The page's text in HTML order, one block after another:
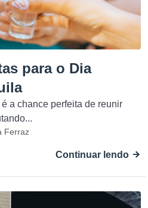
para o Dia
a chance perfeita de reunir
Ferraz
Continuar lendo